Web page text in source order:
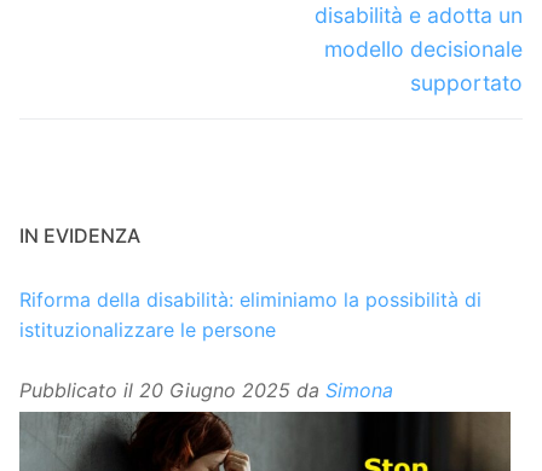
disabilità e adotta un
modello decisionale
supportato
IN EVIDENZA
Riforma della disabilità: eliminiamo la possibilità di
istituzionalizzare le persone
Pubblicato il 20 Giugno 2025 da Simona